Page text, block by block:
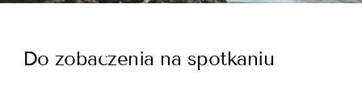
Do zobaczenia na spotkaniu